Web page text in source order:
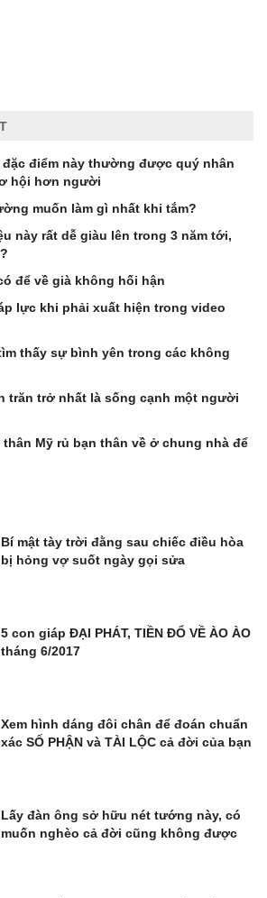
điểm này thường được quý nhân
hội hơn người
muốn làm gì nhất khi tắm?
này rất dễ giàu lên trong 3 năm tới,
để về già không hối hận
lực khi phải xuất hiện trong video
thấy sự bình yên trong các không
trăn trở nhất là sống cạnh một người
thân Mỹ rủ bạn thân về ở chung nhà để
Bí mật tày trời đằng sau chiếc điều hòa
bị hỏng vợ suốt ngày gọi sửa
5 con giáp ĐẠI PHÁT, TIỀN ĐỔ VỀ ÀO ÀO
tháng 6/2017
Xem hình dáng đôi chân để đoán chuẩn
xác SỐ PHẬN và TÀI LỘC cả đời của bạn
Lấy đàn ông sở hữu nét tướng này, có
muốn nghèo cả đời cũng không được